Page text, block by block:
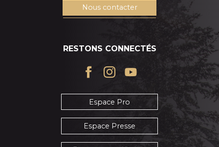
Nous contacter
RESTONS CONNECTÉS
Espace Pro
Espace Presse